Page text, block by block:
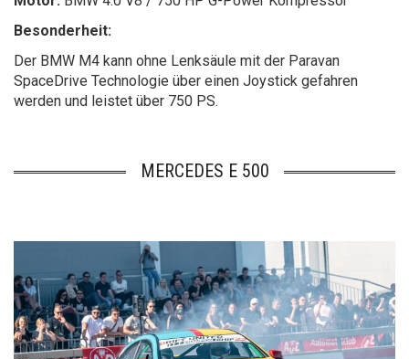
Besonderheit:
Der BMW M4 kann ohne Lenksäule mit der Paravan
SpaceDrive Technologie über einen Joystick gefahren
werden und leistet über 750 PS.
MERCEDES E 500